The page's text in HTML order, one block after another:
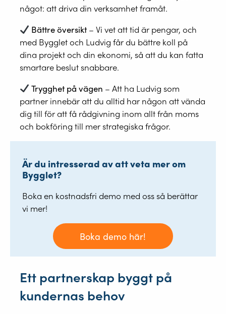
något: att driva din verksamhet framåt.
Bättre översikt – Vi vet att tid är pengar, och
med Bygglet och Ludvig får du bättre koll på
dina projekt och din ekonomi, så att du kan fatta
smartare beslut snabbare.
Trygghet på vägen – Att ha Ludvig som
partner innebär att du alltid har någon att vända
dig till för att få rådgivning inom allt från moms
och bokföring till mer strategiska frågor.
Är du intresserad av att veta mer om
Bygglet?
Boka en kostnadsfri demo med oss så berättar
vi mer!
Boka demo här!
Ett partnerskap byggt på
kundernas behov